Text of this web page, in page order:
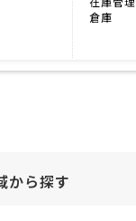
倉庫
から探す